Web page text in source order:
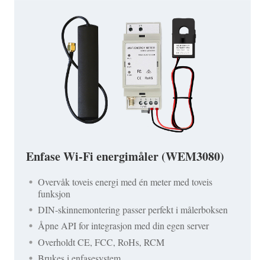
Enfase Wi-Fi energimåler (WEM3080)
Overvåk toveis energi med én meter med toveis
funksjon
DIN-skinnemontering passer perfekt i målerboksen
Åpne API for integrasjon med din egen server
Overholdt CE, FCC, RoHs, RCM